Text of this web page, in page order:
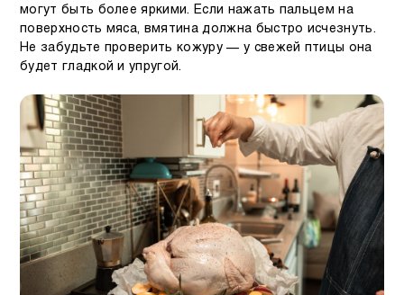
могут быть более яркими. Если нажать пальцем на
поверхность мяса, вмятина должна быстро исчезнуть.
Не забудьте проверить кожуру — у свежей птицы она
будет гладкой и упругой.